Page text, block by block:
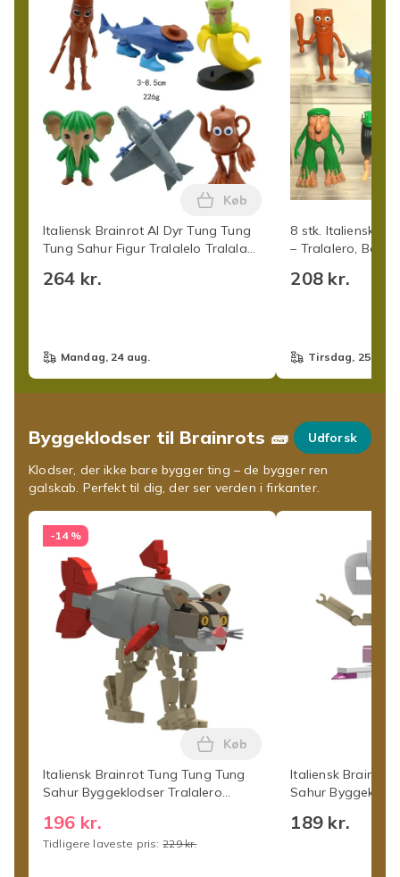
Italiensk Brainrot AI Dyr Tung Tung
Tung Sahur Figur Tralalelo Tralala
Dekoration Model Ornament Gave
264 kr.
Læg Italiensk Brainrot AI
Køb
mandag, 24 aug.
8 stk. Italienske
– Tralalero,
208 kr.
tirsdag, 25 aug.
Byggeklodser til Brainrots 🧱
Udforsk
Klodser, der ikke bare bygger ting – de bygger ren
galskab. Perfekt til dig, der ser verden i firkanter.
-14 %
Italiensk Brainrot Tung Tung Tung
Sahur Byggeklodser Tralalero
_25[D]
196 kr.
Tidligere laveste pris: 229 kr.
Læg Italiensk Brainrot
Køb
Italiensk Brainrot
Sahur
_28[D]
189 kr.